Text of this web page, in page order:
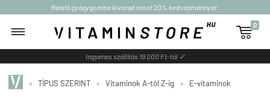
Reishi gyógygomba kivonat most 20% kedvezménnyel!

0
Ingyenes szállítás 19 000 Ft-tól ✓
» TÍPUS SZERINT » Vitaminok A-tól Z-ig » E-vitaminok